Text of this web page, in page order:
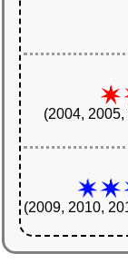
(2004,
(2009, 2010,